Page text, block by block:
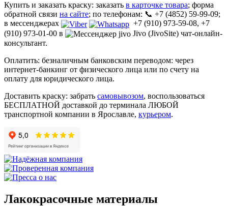
Купить и заказать краску: заказать в карточке товара; форма
обратной связи на сайте; по телефонам: 📞 +7 (4852) 59-99-09;
в мессенджерах
+7 (910) 973-59-08, +7
(910) 973-01-00 в
Jivo (JivoSite) чат-онлайн-
консультант.
Оплатить: безналичным банковским переводом: через
интернет-банкинг от физического лица или по счету на
оплату для юридического лица.
Доставить краску: забрать самовывозом, воспользоваться
БЕСПЛАТНОЙ доставкой до терминала ЛЮБОЙ
транспортной компании в Ярославле, курьером.
Лакокрасочные материалы